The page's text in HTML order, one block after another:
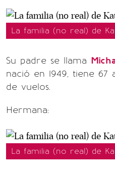
La familia (no real) de
Su padre se llama
nació en 1949, tiene 67
de vuelos.
Hermana:
La familia (no real) de